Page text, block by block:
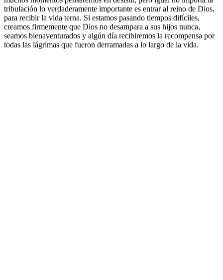
tribulación lo verdaderamente importante es entrar al reino de Dios,
para recibir la vida terna. Si estamos pasando tiempos difíciles,
creamos firmemente que Dios no desampara a sus hijos nunca,
seamos bienaventurados y algún día recibiremos la recompensa por
todas las lágrimas que fueron derramadas a lo largo de la vida.